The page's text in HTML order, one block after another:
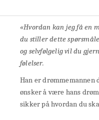
«Hvordan kan jeg få en
du stiller dette
og selvfølgelig vil du
følelser.
Han er drømmemannen
ønsker å være hans
sikker på hvordan du